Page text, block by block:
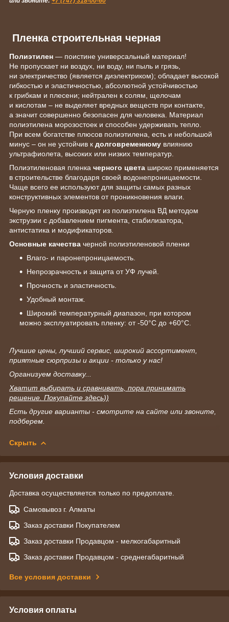
Пленка строительная черная
Полиэтилен — поистине универсальный материал!
Не пропускает ни воздух, ни воду, ни пыль и грязь,
ни электричество (является диэлектриком); обладает высокой
гибкостью и эластичностью, абсолютной устойчивостью
к грибкам и плесени; нейтрален к солям, щелочам
и кислотам – не выделяет вредных веществ при контакте,
а значит совершенно безопасен для человека. Материал
полиэтилена морозостоек и способен удерживать тепло.
При всем богатстве плюсов полиэтилена, есть и небольшой
минус – он не устойчив к долговременному влиянию
ультрафиолета, высоких или низких температур.
Полиэтиленовая пленка черного цвета широко применяется
в строительстве благодаря своей водонепроницаемости.
Чаще всего ее используют для защиты самых разных
конструктивных элементов от проникновения влаги.
Черную пленку производят из полиэтилена ВД методом
экструзии с добавлением пигмента, стабилизатора,
антистатика и модификаторов.
Основные качества черной полиэтиленовой пленки
Влаго- и паронепроницаемость.
Непрозрачность и защита от УФ лучей.
Прочность и эластичность.
Удобный монтаж.
Широкий температурный диапазон, при котором
можно эксплуатировать пленку: от -50°С до +60°С.
Лучшие цены, лучший сервис, широкий ассортимент,
приятные сюрпризы и акции - только у нас!
Организуем доставку...
Хватит выбирать и сравнивать, пора принимать
решение. Покупайте здесь))
Есть другие варианты - смотрите на сайте или звоните,
подберем.
Скрыть
Условия доставки
Доставка осуществляется только по предоплате.
Самовывоз г. Алматы
Заказ доставки Покупателем
Заказ доставки Продавцом - мелкогабаритный
Заказ доставки Продавцом - среднегабаритный
Все условия доставки
Условия оплаты